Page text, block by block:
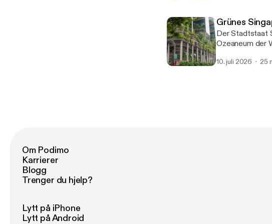
Felsenküste.
verwüsteten,
die Welt. Doch
Saskia
Grünes
Der Stadtstaat
Ozeaneum der
es auch viel
10. juli 2026 25
Om Podimo
Karrierer
Blogg
Trenger du hjelp?
Lytt på iPhone
Lytt på Android